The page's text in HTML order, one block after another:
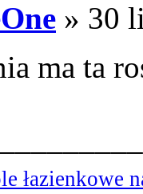
» 30
ma ta
łazienkowe